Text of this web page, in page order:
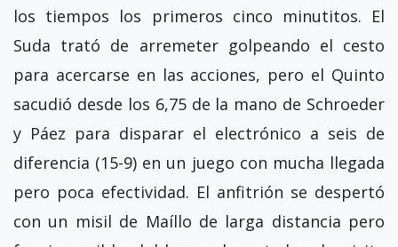
los tiempos los primeros cinco minutitos. El
Suda trató de arremeter golpeando el cesto
para acercarse en las acciones, pero el Quinto
sacudió desde los 6,75 de la mano de Schroeder
y Páez para disparar el electrónico a seis de
diferencia (15-9) en un juego con mucha llegada
pero poca efectividad. El anfitrión se despertó
con un misil de Maíllo de larga distancia pero